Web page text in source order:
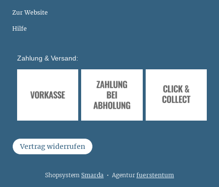
Zur Website
Hilfe
Zahlung & Versand:
Vertrag widerrufen
Shopsystem Smarda • Agentur fuerstentum